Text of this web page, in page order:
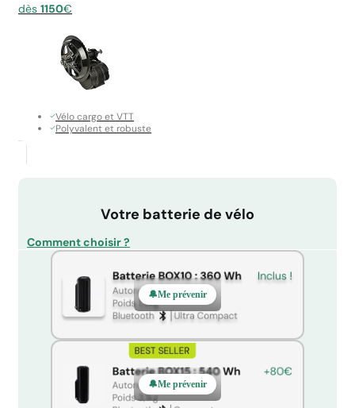
dès 1150€
Vélo cargo et VTT
Polyvalent et robuste
Votre batterie de vélo
Comment choisir ?
Me prévenir
Me prévenir